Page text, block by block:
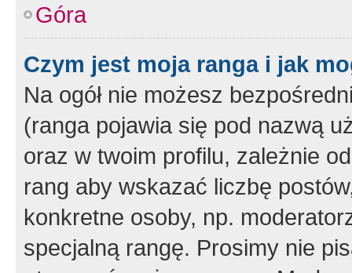
Góra
Czym jest moja ranga i jak
Na ogół nie możesz
(ranga pojawia się pod nazwą
oraz w twoim profilu, zależnie
rang aby wskazać liczbę
konkretne osoby, np.
specjalną rangę. Prosimy nie